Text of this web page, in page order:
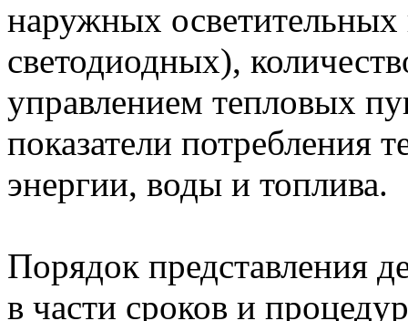
наружных
светодиодных),
управлением тепловых
показатели потребления
энергии, воды и топлива.
Порядок представления
в части сроков и